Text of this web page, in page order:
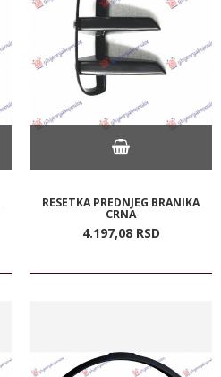
RESETKA PREDNJEG BRANIKA
CRNA
4.197,08 RSD